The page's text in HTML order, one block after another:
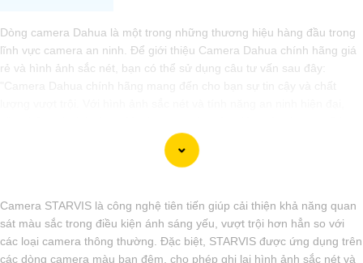
Dòng camera Dahua là một trong những thương hiệu hàng đầu trong
lĩnh vực camera an ninh. Để giới thiệu Camera Dahua chính hãng giá
rẻ và hình ảnh sắc nét, bạn có thể sử dụng câu tư vấn sau đây:
ngần ngại trải nghiệm sự ổn định và chất lượng vượt trội của Camera
Dahua chính hãng với mức giá vô cùng hấp dẫn."
Camera STARVIS là công nghệ tiên tiến giúp cải thiện khả năng quan
sát màu sắc trong điều kiện ánh sáng yếu, vượt trội hơn hẳn so với
các loại camera thông thường. Đặc biệt, STARVIS được ứng dụng trên
các dòng camera màu ban đêm, cho phép ghi lại hình ảnh sắc nét và